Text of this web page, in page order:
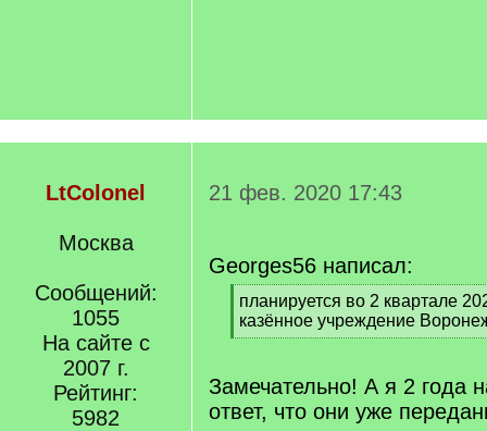
LtColonel
Москва
Сообщений:
1055
На сайте с
2007 г.
Рейтинг:
5982
21 фев. 2020 17:43
Georges56 написал:
[
q
]
планируется во 2 квартале
казённое учреждение
[
q
]
Замечательно! А я 2 года
ответ, что они уже